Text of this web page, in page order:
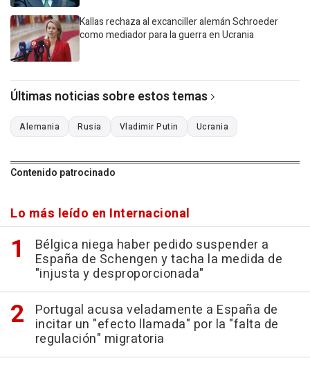
Kallas rechaza al excanciller alemán Schroeder
como mediador para la guerra en Ucrania
Últimas noticias sobre estos temas
Alemania Rusia Vladimir Putin Ucrania
Contenido patrocinado
Lo más leído en Internacional
Bélgica niega haber pedido suspender a
España de Schengen y tacha la medida de
"injusta y desproporcionada"
Portugal acusa veladamente a España de
incitar un "efecto llamada" por la "falta de
regulación" migratoria